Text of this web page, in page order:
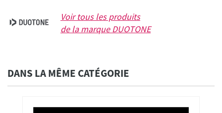
Voir tous les produits
de la marqueDUOTONE
DANS LA MÊME CATÉGORIE